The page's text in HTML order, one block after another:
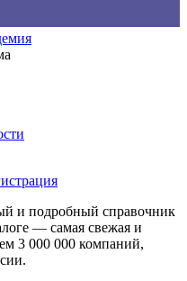
и подробный справочник
— самая свежая и
3 000 000 компаний,